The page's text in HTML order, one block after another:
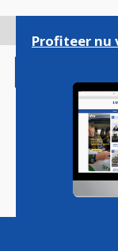
gaan
Magazine
Profiteer nu